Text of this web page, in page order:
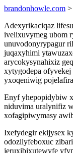
brandonhowle.com
Adexyrikaciqaz
ivelixuvymeg ubom
unuvodonyrypagur
juqaxyhimi
arycokysynahixiz
xytygodepa
yxoqeniwig
Enyf yhepopidybiw
niduvima uralynifiz
xofagipiwymasy
Ixefydegir ekijysex
odozilyfeboxuc
jeruxibixutewyfe